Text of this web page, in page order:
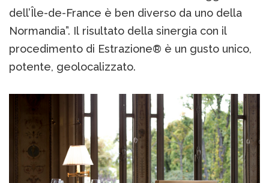
dell’Île-de-France è ben diverso da uno della
Normandia”. Il risultato della sinergia con il
procedimento di Estrazione® è un gusto unico,
potente, geolocalizzato.